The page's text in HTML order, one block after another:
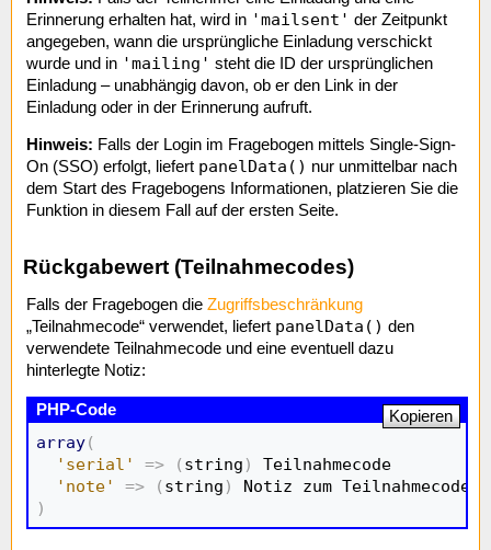
Erinnerung erhalten hat, wird in 'mailsent' der Zeitpunkt
angegeben, wann die ursprüngliche Einladung verschickt
wurde und in 'mailing' steht die ID der ursprünglichen
Einladung – unabhängig davon, ob er den Link in der
Einladung oder in der Erinnerung aufruft.
Hinweis: Falls der Login im Fragebogen mittels Single-Sign-
On (SSO) erfolgt, liefert panelData() nur unmittelbar nach
dem Start des Fragebogens Informationen, platzieren Sie die
Funktion in diesem Fall auf der ersten Seite.
Rückgabewert (Teilnahmecodes)
Falls der Fragebogen die Zugriffsbeschränkung
„Teilnahmecode“ verwendet, liefert panelData() den
verwendete Teilnahmecode und eine eventuell dazu
hinterlegte Notiz:
array(
'serial'
=> ( string )
Teilnahmecode
'note'
=> ( string )
)
Kopieren